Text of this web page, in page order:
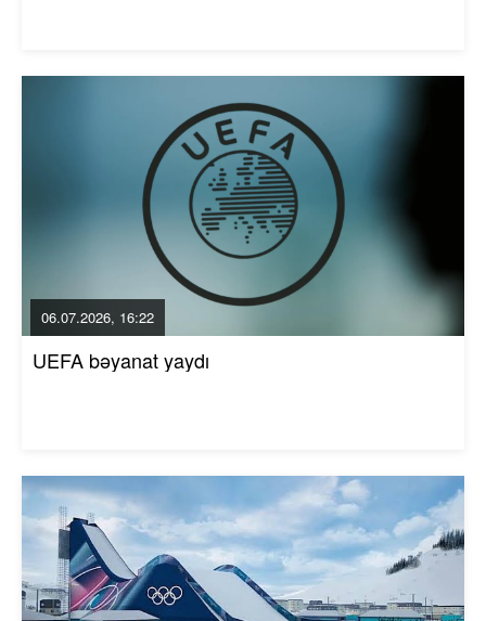
06.07.2026, 16:22
UEFA bəyanat yaydı